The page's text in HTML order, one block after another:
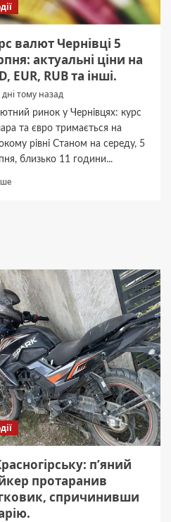
валют Чернівці 5
актуальні ціни на
EUR, RUB та інші.
дні тому назад
ринок у Чернівцях: курс
та євро тримається на
рівні Станом на середу, 5
близько 11 години...
Докладніше
актуальні
ціни
на
USD,
EUR,
RUB
та
інші.
п’яний
протаранив
спричинивши